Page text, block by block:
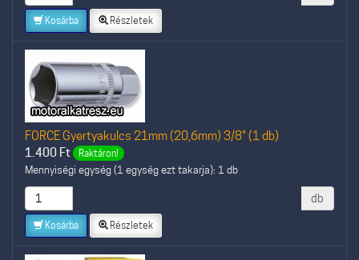
Kosárba Részletek
FORCE Gyertyakulcs 21mm (20,6mm) 3/8" (1 db)
1.400 Ft Raktáron!
Mennyiségi egység (1 egység ezt takarja): 1 db
db
Kosárba Részletek